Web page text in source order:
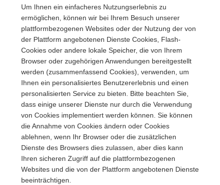
Um Ihnen ein einfacheres Nutzungserlebnis zu
ermöglichen, können wir bei Ihrem Besuch unserer
plattformbezogenen Websites oder der Nutzung der von
der Plattform angebotenen Dienste Cookies, Flash-
Cookies oder andere lokale Speicher, die von Ihrem
Browser oder zugehörigen Anwendungen bereitgestellt
werden (zusammenfassend Cookies), verwenden, um
Ihnen ein personalisiertes Benutzererlebnis und einen
personalisierten Service zu bieten. Bitte beachten Sie,
dass einige unserer Dienste nur durch die Verwendung
von Cookies implementiert werden können. Sie können
die Annahme von Cookies ändern oder Cookies
ablehnen, wenn Ihr Browser oder die zusätzlichen
Dienste des Browsers dies zulassen, aber dies kann
Ihren sicheren Zugriff auf die plattformbezogenen
Websites und die von der Plattform angebotenen Dienste
beeinträchtigen.